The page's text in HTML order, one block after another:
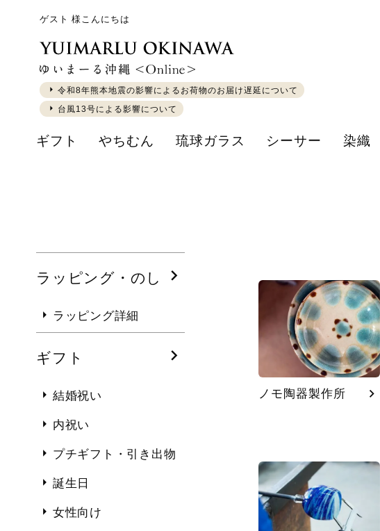
ゲスト 様こんにちは
令和8年熊本地震の影響によるお荷物のお届け遅延について
台風13号による影響について
ギフト やちむん 琉球ガラス シーサー 染織
ラッピング・のし
ラッピング詳細
ギフト
結婚祝い
内祝い
プチギフト・引き出物
誕生日
女性向け
ノモ陶器製作所